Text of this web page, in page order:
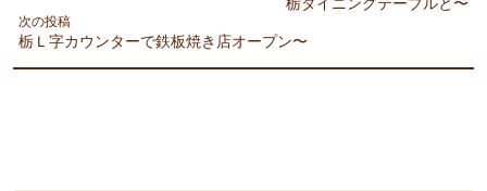
次の投稿
栃Ｌ字カウンターで鉄板焼き店オープン〜